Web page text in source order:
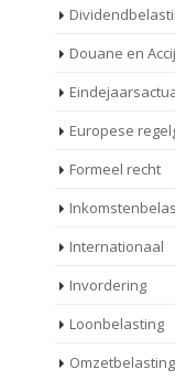
Douane en
Europese
Formeel recht
Internationaal
Invordering
Loonbelasting
Omzetbelasting